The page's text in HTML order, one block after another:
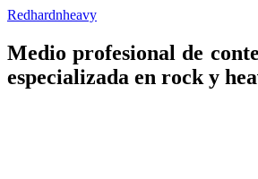
Redhardnheavy
Medio profesional de
especializada en rock y